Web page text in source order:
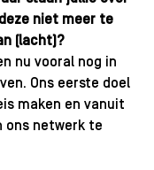
niet meer te
(lacht)?
nu vooral nog in
Ons eerste doel
maken en vanuit
ons netwerk te